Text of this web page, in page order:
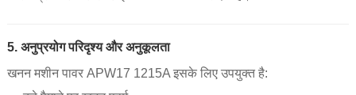
5. अनुप्रयोग परिदृश्य और अनुकूलता
खनन मशीन पावर APW17 1215A इसके लिए उपयुक्त है: